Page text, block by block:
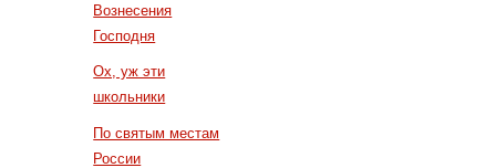
Вознесения
Господня
Ох, уж эти
школьники
По святым местам
России